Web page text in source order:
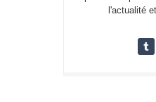
l'actualité